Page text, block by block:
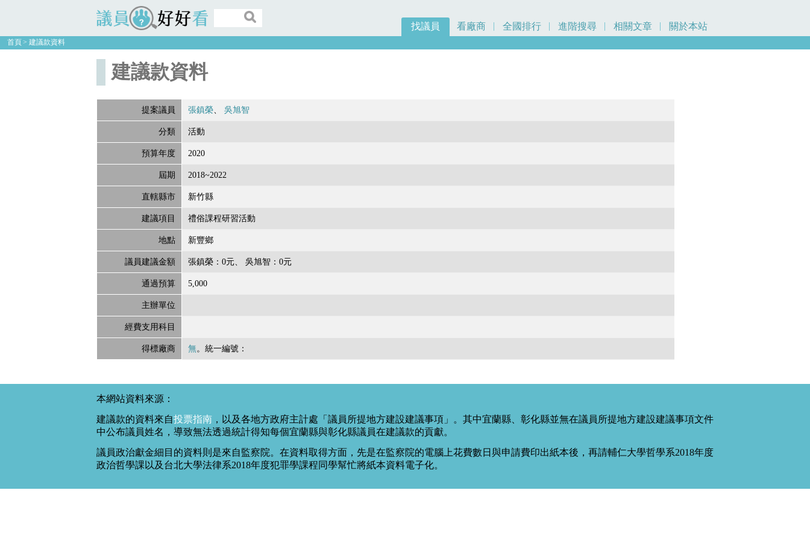
議員好好看
找議員 看廠商 全國排行 進階搜尋 相關文章 關於本站
首頁 建議款資料
建議款資料
提案議員 張鎮榮 吳旭智
分類 活動
預算年度 2020
屆期 2018~2022
直轄縣市 新竹縣
建議項目 禮俗課程研習活動
地點 新豐鄉
議員建議金額 張鎮榮：0元 吳旭智：0元
通過預算 5,000
主辦單位
經費支用科目
得標廠商 無。統一編號：
本網站資料來源：
建議款的資料來自投票指南 ，以及各地方政府主計處「議員所提地方建設建議事項」。其中宜蘭縣、彰化縣並無在議員所提地方建設建議事項文件
中公布議員姓名，導致無法透過統計得知每個宜蘭縣與彰化縣議員在建議款的貢獻。
議員政治獻金細目的資料則是來自監察院。在資料取得方面，先是在監察院的電腦上花費數日與申請費印出紙本後，再請輔仁大學哲學系2018年度
政治哲學課以及台北大學法律系2018年度犯罪學課程同學幫忙將紙本資料電子化。